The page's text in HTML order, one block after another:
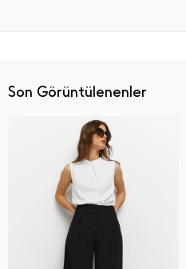
Son Görüntülenenler